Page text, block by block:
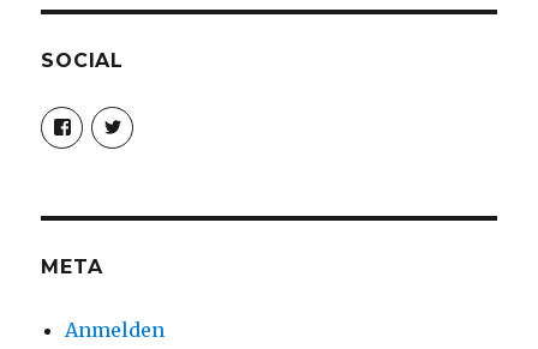
SOCIAL
Profil
von
christoph.fleischer1
anzeigen
Profil
von
anzeigen
META
Anmelden